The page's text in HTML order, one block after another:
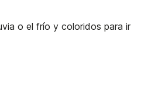
o el frío y coloridos para ir